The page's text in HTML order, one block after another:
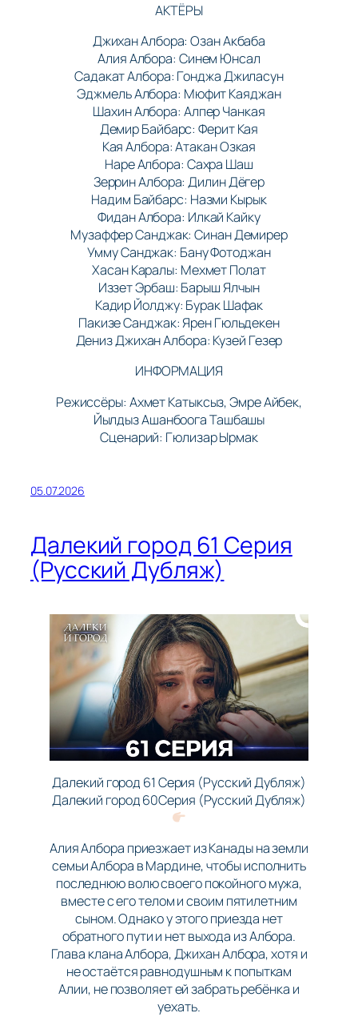
АКТЁРЫ
Джихан Албора: Озан Акбаба
Алия Албора: Синем Юнсал
Садакат Албора: Гонджа Джиласун
Эджмель Албора: Мюфит Каяджан
Шахин Албора: Алпер Чанкая
Демир Байбарс: Ферит Кая
Кая Албора: Атакан Озкая
Наре Албора: Сахра Шаш
Зеррин Албора: Дилин Дёгер
Надим Байбарс: Назми Кырык
Фидан Албора: Илкай Кайку
Музаффер Санджак: Синан Демирер
Умму Санджак: Бану Фотоджан
Хасан Каралы: Мехмет Полат
Иззет Эрбаш: Барыш Ялчын
Кадир Йолджу: Бурак Шафак
Пакизе Санджак: Ярен Гюльдекен
Дениз Джихан Албора: Кузей Гезер
ИНФОРМАЦИЯ
Режиссёры: Ахмет Катыксыз, Эмре Айбек,
Йылдыз Ашанбоога Ташбашы
Сценарий: Гюлизар Ырмак
05.07.2026
Далекий город 61 Серия
(Русский Дубляж)
Далекий город 61 Серия (Русский Дубляж)
Далекий город 60Серия (Русский Дубляж)
Алия Албора приезжает из Канады на земли
семьи Албора в Мардине, чтобы исполнить
последнюю волю своего покойного мужа,
вместе с его телом и своим пятилетним
сыном. Однако у этого приезда нет
обратного пути и нет выхода из Албора.
Глава клана Албора, Джихан Албора, хотя и
не остаётся равнодушным к попыткам
Алии, не позволяет ей забрать ребёнка и
уехать.